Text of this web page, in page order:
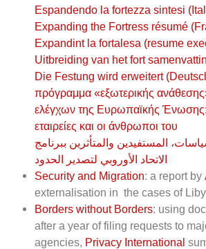
Espandendo la fortezza sintesi
Expanding the Fortress résumé
Expandint la fortalesa (resume
Uitbreiding van het fort
Die Festung wird erweitert
πρόγραμμα «εξωτερικής
ελέγχων της Ευρωπαϊκής Ένωσης:
εταιρείες και οι άνθρωποι του
المستفيدين والمتأثرين ببرنامج
الاتحاد الأوروبي لتصدير الحدود
Security and Migration: a report by
externalisation in the cases of
Borders without Borders: using
after a year of filing requests to
agencies, Privacy International